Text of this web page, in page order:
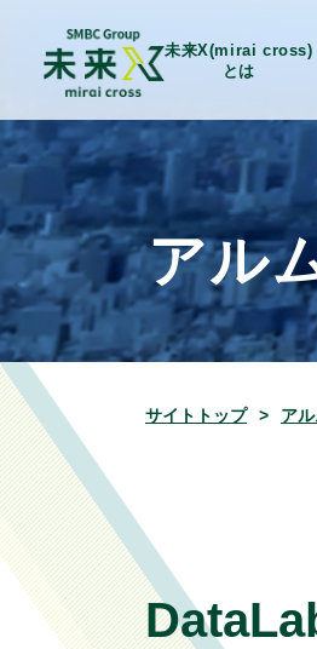
未来X(mirai cross)
とは
アル
サイトトップ ア